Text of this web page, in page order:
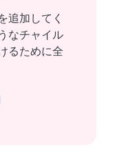
追加してく
なチャイル
るために全